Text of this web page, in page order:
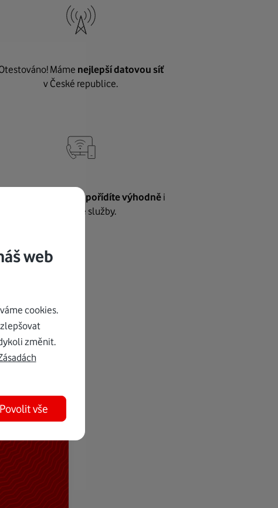
Máme nejlepší datovou síť
v České republice.
K pevnému internetupořídíte výhodněi
další naše služby.
web
cookies.
změnit.
Povolit vše